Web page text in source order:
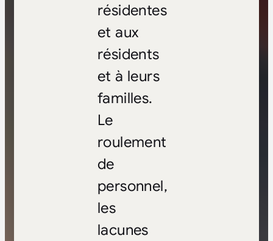
résidentes
et aux
résidents
et à leurs
familles.
Le
roulement
de
personnel,
les
lacunes